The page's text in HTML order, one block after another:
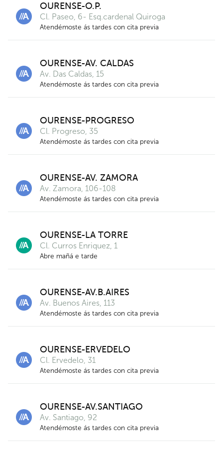
OURENSE-O.P.
Cl. Paseo, 6- Esq.cardenal Quiroga
Atendémoste ás tardes con cita previa
OURENSE-AV. CALDAS
Av. Das Caldas, 15
Atendémoste ás tardes con cita previa
OURENSE-PROGRESO
Cl. Progreso, 35
Atendémoste ás tardes con cita previa
OURENSE-AV. ZAMORA
Av. Zamora, 106-108
Atendémoste ás tardes con cita previa
OURENSE-LA TORRE
Cl. Curros Enriquez, 1
Abre mañá e tarde
OURENSE-AV.B.AIRES
Av. Buenos Aires, 113
Atendémoste ás tardes con cita previa
OURENSE-ERVEDELO
Cl. Ervedelo, 31
Atendémoste ás tardes con cita previa
OURENSE-AV.SANTIAGO
Av. Santiago, 92
Atendémoste ás tardes con cita previa
2